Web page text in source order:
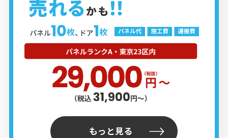
もっと見る